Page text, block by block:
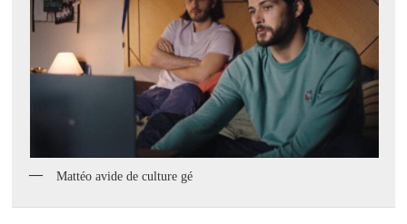
Mattéo avide de culture gé